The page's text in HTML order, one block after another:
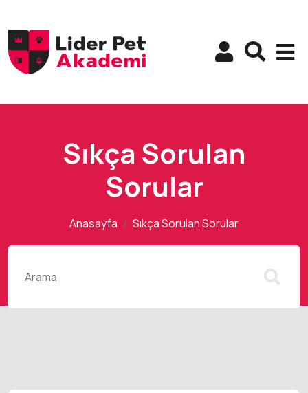
Sıkça Sorulan
Sorular
Anasayfa Sıkça Sorulan Sorular